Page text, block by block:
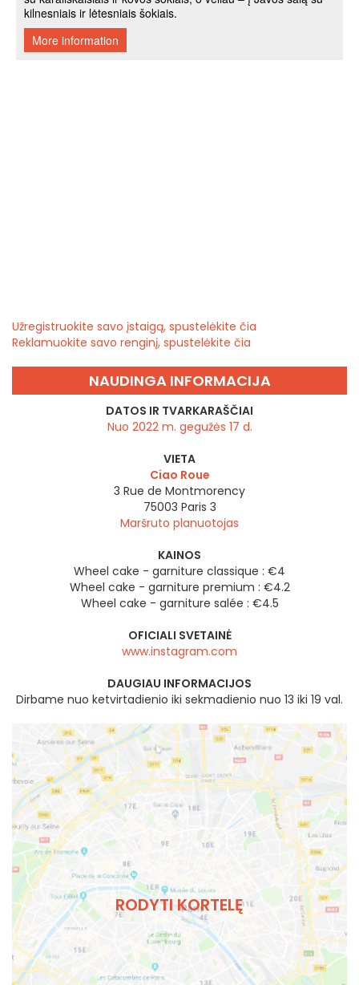
Užregistruokite savo įstaigą, spustelėkite čia
Reklamuokite savo renginį, spustelėkite čia
NAUDINGA INFORMACIJA
DATOS IR TVARKARAŠČIAI
Nuo 2022 m. gegužės 17 d.
VIETA
Ciao Roue
3 Rue de Montmorency
75003 Paris 3
Maršruto planuotojas
KAINOS
Wheel cake - garniture classique : €4
Wheel cake - garniture premium : €4.2
Wheel cake - garniture salée : €4.5
OFICIALI SVETAINĖ
www.instagram.com
DAUGIAU INFORMACIJOS
Dirbame nuo ketvirtadienio iki sekmadienio nuo 13 iki 19 val.
RODYTI KORTELĘ